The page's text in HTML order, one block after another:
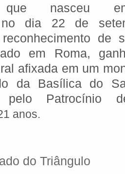
que nasceu
no dia 22 de
de
em Roma,
afixada em um
da Basílica do
pelo Patrocínio
anos.
do Triângulo